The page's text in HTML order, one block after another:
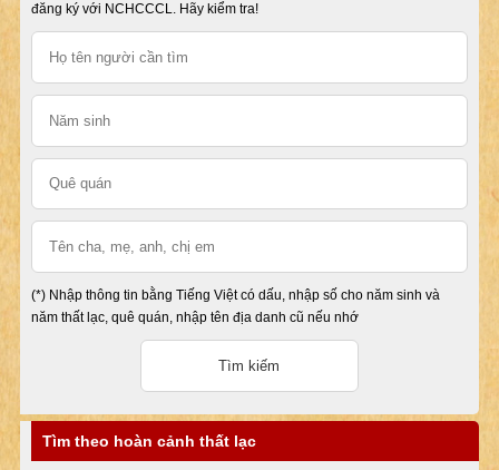
đăng ký với NCHCCCL. Hãy kiểm tra!
(*) Nhập thông tin bằng Tiếng Việt có dấu, nhập số cho năm sinh và
năm thất lạc, quê quán, nhập tên địa danh cũ nếu nhớ
Tìm theo hoàn cảnh thất lạc